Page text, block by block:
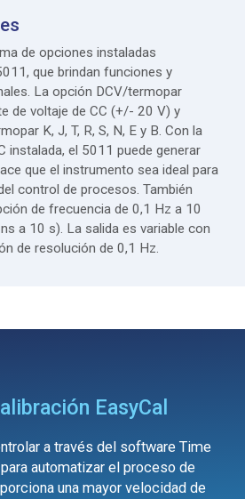
de opciones instaladas
que brindan funciones y
La opción DCV/termopar
de voltaje de CC (+/- 20 V) y
K, J, T, R, S, N, E y B. Con la
instalada, el 5011 puede generar
que el instrumento sea ideal para
control de procesos. También
de frecuencia de 0,1 Hz a 10
a 10 s). La salida es variable con
de resolución de 0,1 Hz.
EasyCal
a través del software Time
automatizar el proceso de
una mayor velocidad de